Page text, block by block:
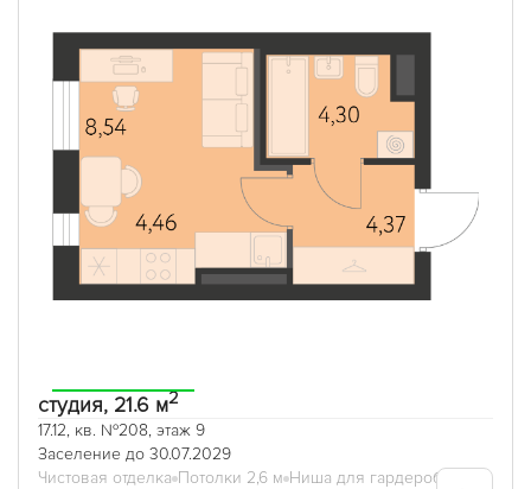
студия, 21.6 м2
17.12, кв. №208, этаж 9
Заселение до 30.07.2029
Чистовая отделка Потолки 2,6 м Ниша для гардеробной